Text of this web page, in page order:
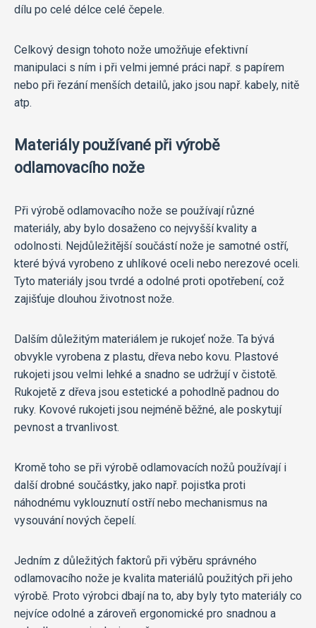
dílu po celé délce celé čepele.
Celkový design tohoto nože umožňuje efektivní
manipulaci s ním i při velmi jemné práci např. s papírem
nebo při řezání menších detailů, jako jsou např. kabely, nitě
atp.
Materiály používané při výrobě
odlamovacího nože
Při výrobě odlamovacího nože se používají různé
materiály, aby bylo dosaženo co nejvyšší kvality a
odolnosti. Nejdůležitější součástí nože je samotné ostří,
které bývá vyrobeno z uhlíkové oceli nebo nerezové oceli.
Tyto materiály jsou tvrdé a odolné proti opotřebení, což
zajišťuje dlouhou životnost nože.
Dalším důležitým materiálem je rukojeť nože. Ta bývá
obvykle vyrobena z plastu, dřeva nebo kovu. Plastové
rukojeti jsou velmi lehké a snadno se udržují v čistotě.
Rukojetě z dřeva jsou estetické a pohodlně padnou do
ruky. Kovové rukojeti jsou nejméně běžné, ale poskytují
pevnost a trvanlivost.
Kromě toho se při výrobě odlamovacích nožů používají i
další drobné součástky, jako např. pojistka proti
náhodnému vyklouznutí ostří nebo mechanismus na
vysouvání nových čepelí.
Jedním z důležitých faktorů při výběru správného
odlamovacího nože je kvalita materiálů použitých při jeho
výrobě. Proto výrobci dbají na to, aby byly tyto materiály co
nejvíce odolné a zároveň ergonomické pro snadnou a